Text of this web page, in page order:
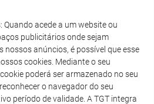
acede a um website ou
publicitários onde sejam
nossos anúncios, é possível que esse
cookies. Mediante o seu
poderá ser armazenado no seu
o navegador do seu
período de validade. A TGT integra